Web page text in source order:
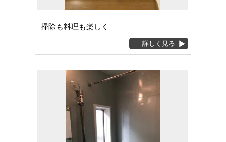
掃除も料理も楽しく
詳しく見る